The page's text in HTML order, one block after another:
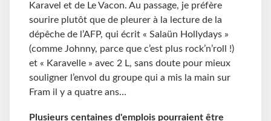
Karavel et de Le Vacon. Au passage, je préfère
sourire plutôt que de pleurer à la lecture de la
dépêche de l’AFP, qui écrit « Salaün Hollydays »
(comme Johnny, parce que c’est plus rock’n’roll !)
et « Karavelle » avec 2 L, sans doute pour mieux
souligner l’envol du groupe qui a mis la main sur
Fram il y a quatre ans…
Plusieurs centaines d'emplois pourraient être